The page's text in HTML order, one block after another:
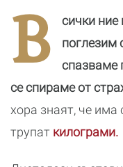
В
сички ние
поглезим
спазваме
се спираме от
хора знаят, че има
трупат килограми.